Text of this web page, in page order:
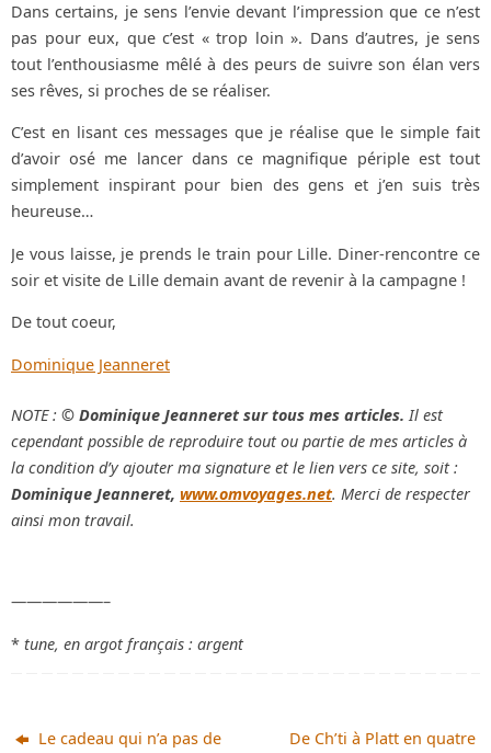
Dans certains, je sens l’envie devant l’impression que ce n’est
pas pour eux, que c’est « trop loin ». Dans d’autres, je sens
tout l’enthousiasme mêlé à des peurs de suivre son élan vers
ses rêves, si proches de se réaliser.
C’est en lisant ces messages que je réalise que le simple fait
d’avoir osé me lancer dans ce magnifique périple est tout
simplement inspirant pour bien des gens et j’en suis très
heureuse…
Je vous laisse, je prends le train pour Lille. Diner-rencontre ce
soir et visite de Lille demain avant de revenir à la campagne !
De tout coeur,
Dominique Jeanneret
NOTE : © Dominique Jeanneret sur tous mes articles. Il est
cependant possible de reproduire tout ou partie de mes articles à
la condition d’y ajouter ma signature et le lien vers ce site, soit :
Dominique Jeanneret, www.omvoyages.net. Merci de respecter
ainsi mon travail.
——————–
* tune, en argot français : argent
Le cadeau qui n’a pas de De Ch’ti à Platt en quatre